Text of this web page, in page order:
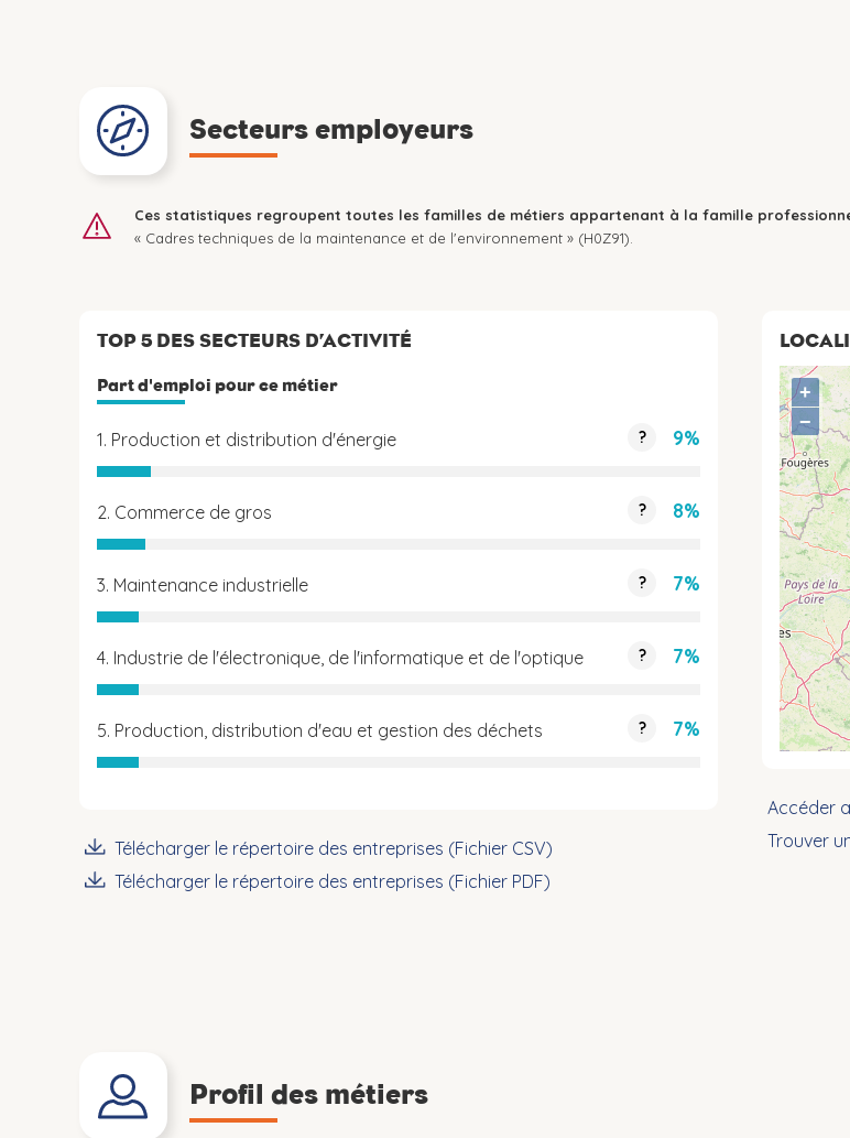
Secteurs employeurs
Ces statistiques regroupent toutes les familles de métiers appartenant à la famille
« Cadres techniques de la maintenance et de l'environnement » (H0Z91).
TOP 5 DES SECTEURS D’ACTIVITÉ
Part d'emploi pour ce métier
1. Production et distribution d'énergie ? 9%
2. Commerce de gros ? 8%
3. Maintenance industrielle ? 7%
4. Industrie de l'électronique, de l'informatique et de l'optique ? 7%
5. Production, distribution d'eau et gestion des déchets ? 7%
Télécharger le répertoire des entreprises (Fichier CSV)
Télécharger le répertoire des entreprises (Fichier PDF)
+
−
Accéder
Trouver
Profil des métiers